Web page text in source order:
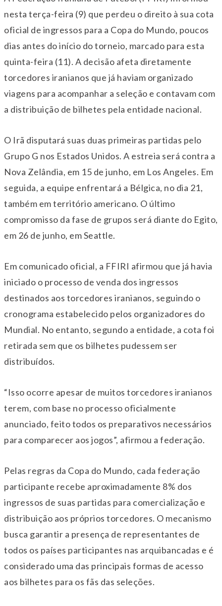
nesta terça-feira (9) que perdeu o direito à sua cota
oficial de ingressos para a Copa do Mundo, poucos
dias antes do início do torneio, marcado para esta
quinta-feira (11). A decisão afeta diretamente
torcedores iranianos que já haviam organizado
viagens para acompanhar a seleção e contavam com
a distribuição de bilhetes pela entidade nacional.
O Irã disputará suas duas primeiras partidas pelo
Grupo G nos Estados Unidos. A estreia será contra a
Nova Zelândia, em 15 de junho, em Los Angeles. Em
seguida, a equipe enfrentará a Bélgica, no dia 21,
também em território americano. O último
compromisso da fase de grupos será diante do Egito,
em 26 de junho, em Seattle.
Em comunicado oficial, a FFIRI afirmou que já havia
iniciado o processo de venda dos ingressos
destinados aos torcedores iranianos, seguindo o
cronograma estabelecido pelos organizadores do
Mundial. No entanto, segundo a entidade, a cota foi
retirada sem que os bilhetes pudessem ser
distribuídos.
“Isso ocorre apesar de muitos torcedores iranianos
terem, com base no processo oficialmente
anunciado, feito todos os preparativos necessários
para comparecer aos jogos”, afirmou a federação.
Pelas regras da Copa do Mundo, cada federação
participante recebe aproximadamente 8% dos
ingressos de suas partidas para comercialização e
distribuição aos próprios torcedores. O mecanismo
busca garantir a presença de representantes de
todos os países participantes nas arquibancadas e é
considerado uma das principais formas de acesso
aos bilhetes para os fãs das seleções.